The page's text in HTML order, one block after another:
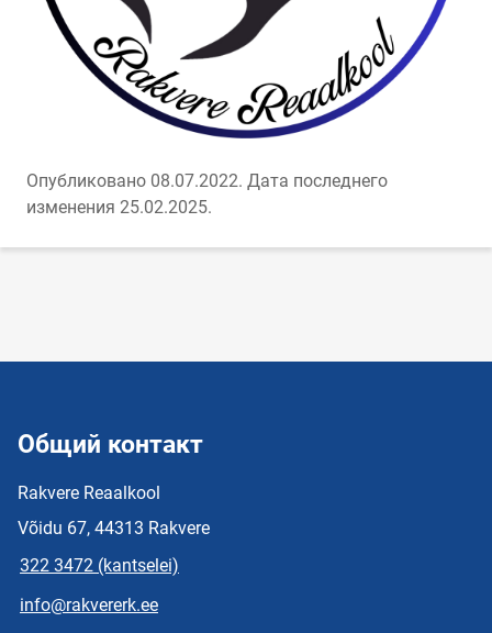
Опубликовано 08.07.2022. Дата последнего
изменения 25.02.2025.
Общий контакт
Rakvere Reaalkool
Võidu 67, 44313 Rakvere
322 3472 (kantselei)
info@rakvererk.ee